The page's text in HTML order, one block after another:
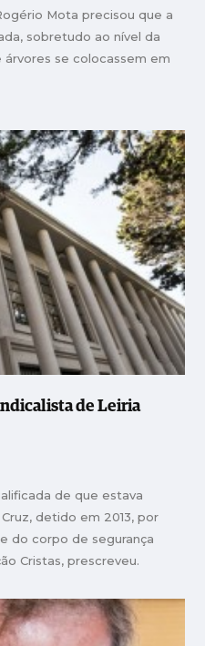
Mota precisou que a
sobretudo ao nível da
árvores se colocassem em
de Leiria
de que estava
detido em 2013, por
do corpo de segurança
Cristas, prescreveu.